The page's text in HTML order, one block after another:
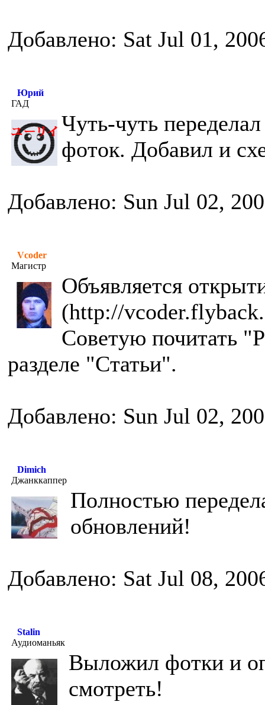
Добавлено: Sat Jul 01,
Юрий
ГАД
Чуть-чуть
фоток. Добавил и
Добавлено: Sun Jul 02,
Vcoder
Магистр
Объявляется
(http://
Советую почитать
разделе "Статьи".
Добавлено: Sun Jul 02,
Dimich
Джанккаппер
Полностью
обновлений!
Добавлено: Sat Jul 08,
Stalin
Аудиоманьяк
Выложил фотки и
смотреть!